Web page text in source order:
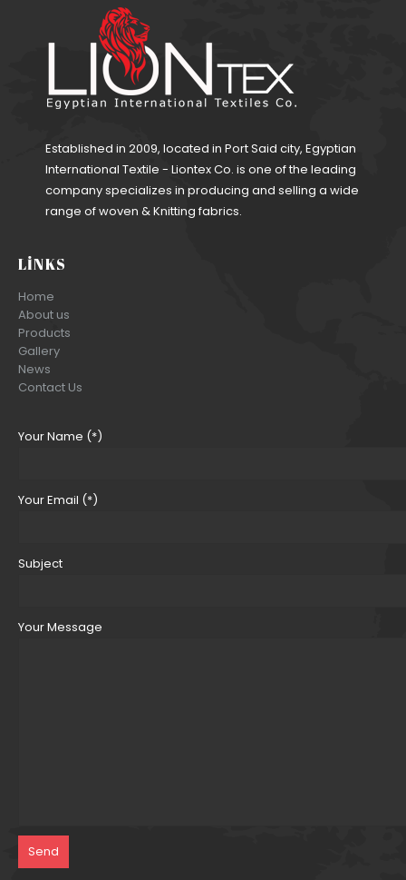
Established in 2009, located in Port Said city, Egyptian
International Textile - Liontex Co. is one of the leading
company specializes in producing and selling a wide
range of woven & Knitting fabrics.
LINKS
Home
About us
Products
Gallery
News
Contact Us
Your Name (*)
Your Email (*)
Subject
Your Message